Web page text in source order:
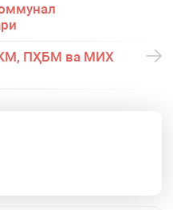
ПҲБМ ва МИХ